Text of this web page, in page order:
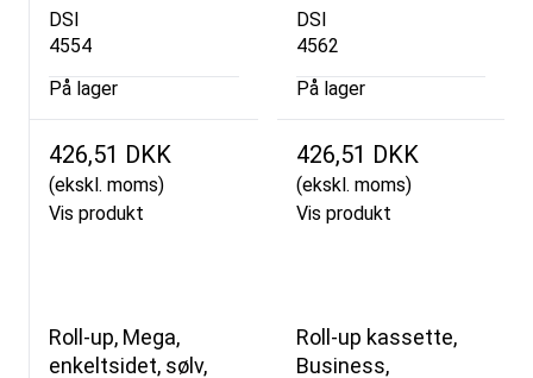
DSI
4554
På lager
426,51 DKK
(ekskl. moms)
Vis produkt
DSI
4562
På lager
426,51 DKK
(ekskl. moms)
Vis produkt
Roll-up, Mega,
enkeltsidet, sølv,
Roll-up kassette,
Business,